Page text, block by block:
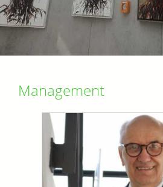
Management